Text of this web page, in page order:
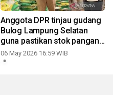
Anggota DPR tinjau gudang
Bulog Lampung Selatan
guna pastikan stok pangan
terjaga
06 May 2026 16:59 WIB